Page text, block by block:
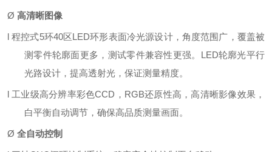
Ø 高清晰图像
l程控式5环40区LED环形表面冷光源设计，角度范围广，覆盖被
测零件轮廓面更多，测试零件兼容性更强。LED轮廓光平行
光路设计，提高透射光，保证测量精度。
l 工业级高分辨率彩色CCD，RGB还原性高，高清晰影像效果，
白平衡自动调节，确保高品质测量画面。
Ø 全自动控制